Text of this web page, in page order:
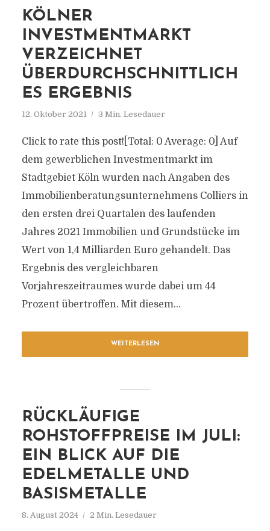
KÖLNER
INVESTMENTMARKT
VERZEICHNET
ÜBERDURCHSCHNITTLICH
ES ERGEBNIS
12. Oktober 2021 3 Min. Lesedauer
Click to rate this post![Total: 0 Average: 0] Auf
dem gewerblichen Investmentmarkt im
Stadtgebiet Köln wurden nach Angaben des
Immobilienberatungsunternehmens Colliers in
den ersten drei Quartalen des laufenden
Jahres 2021 Immobilien und Grundstücke im
Wert von 1,4 Milliarden Euro gehandelt. Das
Ergebnis des vergleichbaren
Vorjahreszeitraumes wurde dabei um 44
Prozent übertroffen. Mit diesem...
WEITERLESEN
RÜCKLÄUFIGE
ROHSTOFFPREISE IM JULI:
EIN BLICK AUF DIE
EDELMETALLE UND
BASISMETALLE
8. August 2024 2 Min. Lesedauer